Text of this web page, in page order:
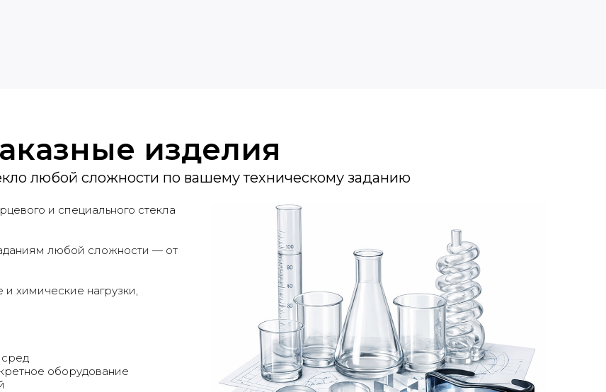
и специального стекла
любой сложности — от
химические нагрузки,
сред
оборудование
любой сложности по вашему техническому заданию
изделия
Есть вопросы? Оставьте номер
телефона, и мы свяжемся с вами в
течение 15 минут